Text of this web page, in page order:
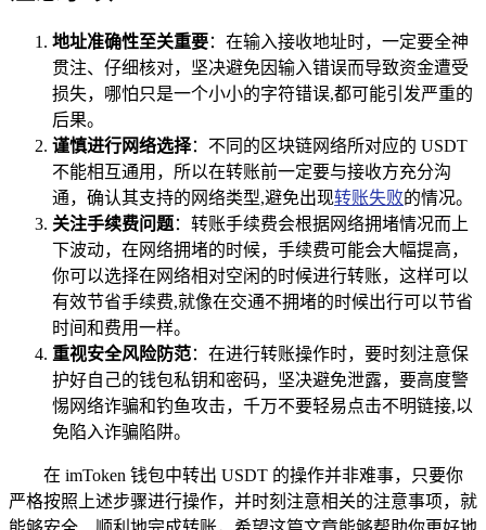
地址准确性至关重要：在输入接收地址时，一定要全神
贯注、仔细核对，坚决避免因输入错误而导致资金遭受
损失，哪怕只是一个小小的字符错误,都可能引发严重的
后果。
谨慎进行网络选择：不同的区块链网络所对应的 USDT
不能相互通用，所以在转账前一定要与接收方充分沟
通，确认其支持的网络类型,避免出现转账失败的情况。
关注手续费问题：转账手续费会根据网络拥堵情况而上
下波动，在网络拥堵的时候，手续费可能会大幅提高，
你可以选择在网络相对空闲的时候进行转账，这样可以
有效节省手续费,就像在交通不拥堵的时候出行可以节省
时间和费用一样。
重视安全风险防范：在进行转账操作时，要时刻注意保
护好自己的钱包私钥和密码，坚决避免泄露，要高度警
惕网络诈骗和钓鱼攻击，千万不要轻易点击不明链接,以
免陷入诈骗陷阱。
在 imToken 钱包中转出 USDT 的操作并非难事，只要你
严格按照上述步骤进行操作，并时刻注意相关的注意事项，就